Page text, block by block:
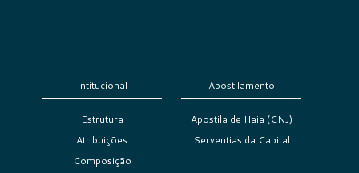
Intitucional
Estrutura
Atribuições
Composição
Apostilamento
Apostila de Haia (CNJ)
Serventias da Capital